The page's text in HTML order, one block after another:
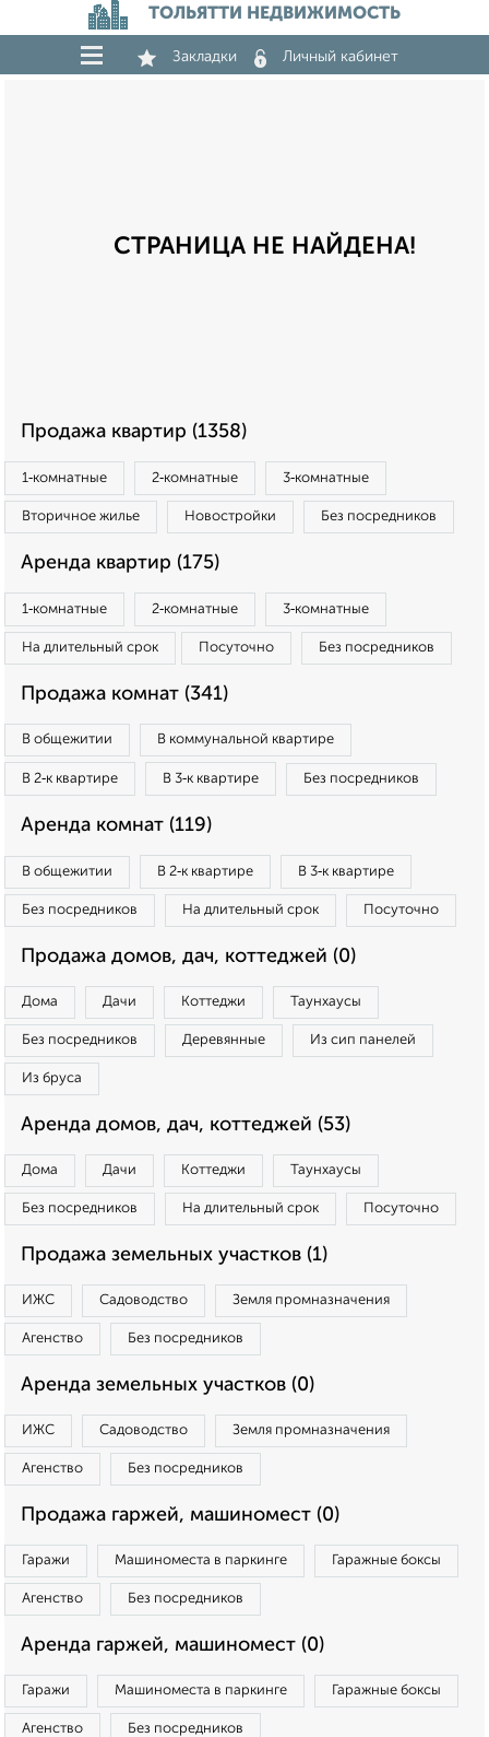
ТОЛЬЯТТИ НЕДВИЖИМОСТЬ
Закладки Личный кабинет
СТРАНИЦА НЕ НАЙДЕНА!
Продажа квартир (1358)
1‑комнатные 2‑комнатные 3‑комнатные
Вторичное жилье Новостройки Без посредников
Аренда квартир (175)
1‑комнатные 2‑комнатные 3‑комнатные
На длительный срок Посуточно Без посредников
Продажа комнат (341)
В общежитии В коммунальной квартире
В 2‑к квартире В 3‑к квартире Без посредников
Аренда комнат (119)
В общежитии В 2‑к квартире В 3‑к квартире
Без посредников На длительный срок Посуточно
Продажа домов, дач, коттеджей (0)
Дома Дачи Коттеджи Таунхаусы
Без посредников Деревянные Из сип панелей
Из бруса
Аренда домов, дач, коттеджей (53)
Дома Дачи Коттеджи Таунхаусы
Без посредников На длительный срок Посуточно
Продажа земельных участков (1)
ИЖС Садоводство Земля промназначения
Агенство Без посредников
Аренда земельных участков (0)
ИЖС Садоводство Земля промназначения
Агенство Без посредников
Продажа гаржей, машиномест (0)
Гаражи Машиноместа в паркинге Гаражные боксы
Агенство Без посредников
Аренда гаржей, машиномест (0)
Гаражи Машиноместа в паркинге Гаражные боксы
Агенство Без посредников